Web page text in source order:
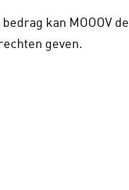
kan MOOOV de
geven.